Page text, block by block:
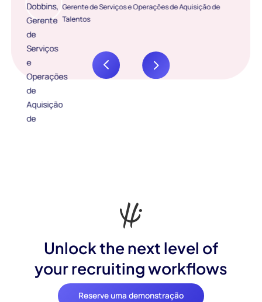
Gerente de Serviços e Operações de Aquisição de
Talentos
Unlock the next level of
your recruiting workflows
Reserve uma demonstração